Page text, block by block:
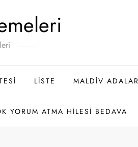
LISTE MALDIV
YORUM ATMA HILESI BEDAVA